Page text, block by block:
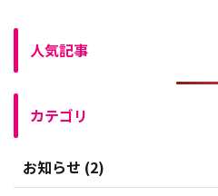
人気記事
カテゴリ
お知らせ (2)